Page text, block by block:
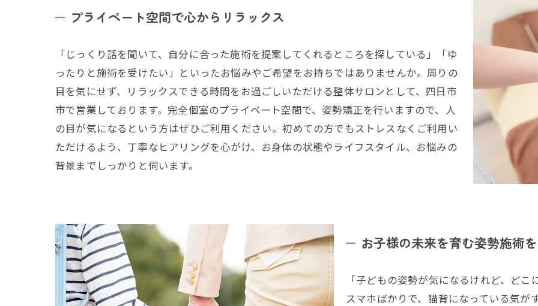
プライベート空間で心からリラックス
「じっくり話を聞いて、自分に合った施術を提案してくれるところを探している」「ゆ
ったりと施術を受けたい」といったお悩みやご希望をお持ちではありませんか。周りの
目を気にせず、リラックスできる時間をお過ごしいただける整体サロンとして、四日市
市で営業しております。完全個室のプライベート空間で、姿勢矯正を行いますので、人
の目が気になるという方はぜひご利用ください。初めての方でもストレスなくご利用い
ただけるよう、丁寧なヒアリングを心がけ、お身体の状態やライフスタイル、お悩みの
背景までしっかりと伺います。
お子様の未来を育む姿勢施術
「子どもの姿勢が気になるけれど、ど
スマホばかりで、猫背になっている気